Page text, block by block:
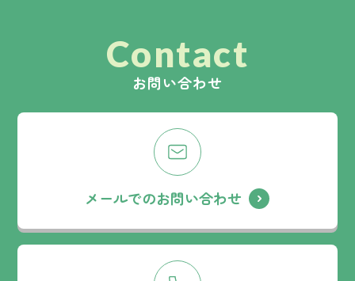
Contact
お問い合わせ
メールでのお問い合わせ